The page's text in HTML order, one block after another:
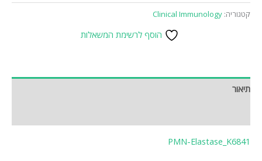
קטגוריה: Clinical Immunology
הוסף לרשימת המשאלות
תיאור
PMN-Elastase_K6841